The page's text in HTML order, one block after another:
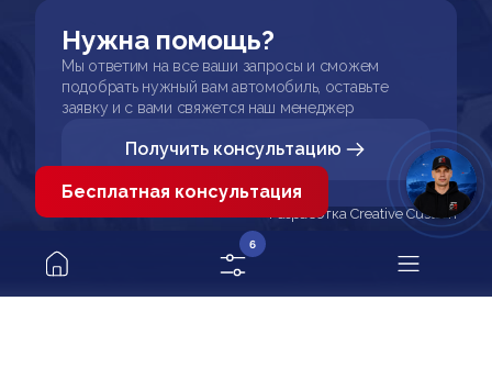
Нужна помощь?
Мы ответим на все ваши запросы и сможем
подобрать нужный вам автомобиль, оставьте
заявку и с вами свяжется наш менеджер
Получить консультацию
Разработка Creative Custom
6
Бесплатная консультация